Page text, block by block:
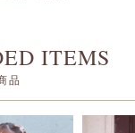
ITEMS
品